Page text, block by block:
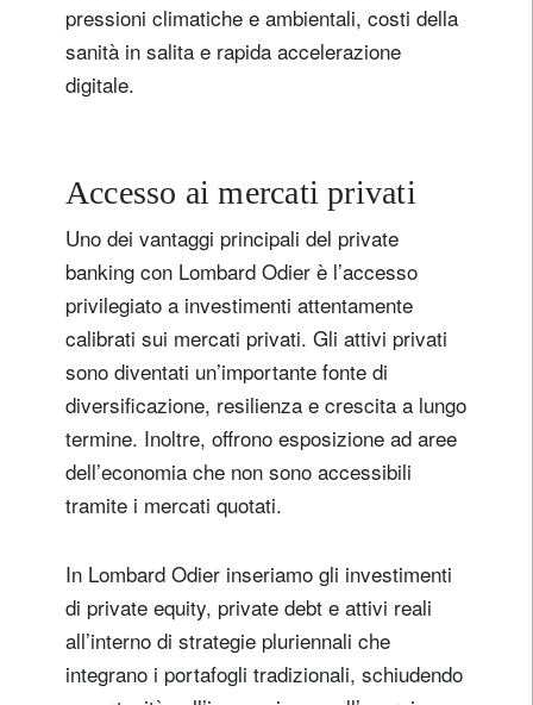
pressioni climatiche e ambientali, costi della
sanità in salita e rapida accelerazione
digitale.
Accesso ai mercati privati
Uno dei vantaggi principali del private
banking con Lombard Odier è l’accesso
privilegiato a investimenti attentamente
calibrati sui mercati privati. Gli attivi privati
sono diventati un’importante fonte di
diversificazione, resilienza e crescita a lungo
termine. Inoltre, offrono esposizione ad aree
dell’economia che non sono accessibili
tramite i mercati quotati.
In Lombard Odier inseriamo gli investimenti
di private equity, private debt e attivi reali
all’interno di strategie pluriennali che
integrano i portafogli tradizionali, schiudendo
Registrati per ricevere la nostra
newsletter
E-mail
Titolo Nome
Cognome